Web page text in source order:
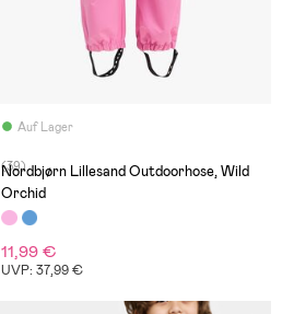
Auf Lager
(39)
Nordbjørn Lillesand Outdoorhose, Wild
Orchid
11,99 €
UVP: 37,99 €